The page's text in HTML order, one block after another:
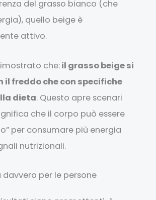
del grasso bianco (che
quello beige è
attivo.
che:il grasso beige si
il freddo che con specifiche
dieta. Questo apre scenari
che il corpo può essere
per consumare più energia
nutrizionali.
per le persone